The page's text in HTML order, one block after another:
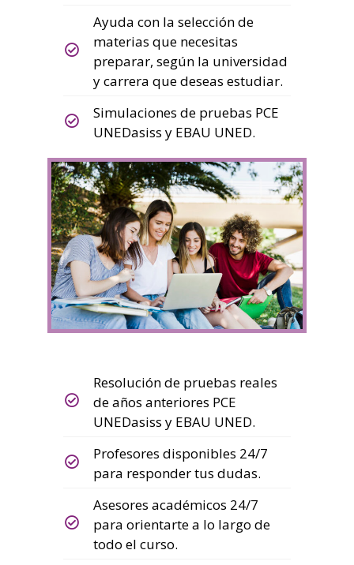
Ayuda con la selección de
materias que necesitas
preparar, según la universidad
y carrera que deseas estudiar.
Simulaciones de pruebas PCE
UNEDasiss y EBAU UNED.
Resolución de pruebas reales
de años anteriores PCE
UNEDasiss y EBAU UNED.
Profesores disponibles 24/7
para responder tus dudas.
Asesores académicos 24/7
para orientarte a lo largo de
todo el curso.